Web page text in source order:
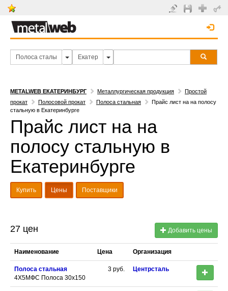
METALWEB ЕКАТЕРИНБУРГ Металлургическая продукция
Простой
прокат
Полосовой прокат Полоса стальная
Прайс лист на на полосу
стальную в Екатеринбурге
Прайс лист на на
полосу стальную в
Екатеринбурге
Купить Цены Поставщики
27 цен Добавить цены
Наименование Цена Организация
Полоса стальная
4Х5МФС Полоса 30х150
3 руб. Центрсталь